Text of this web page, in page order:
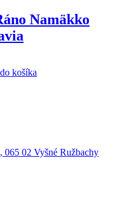
Namäkko
košíka
065 02 Vyšné Ružbachy